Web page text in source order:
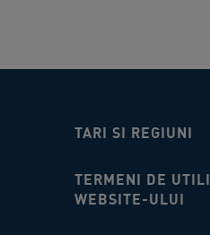
TARI SI REGIUNI​
TERMENI DE
WEBSITE-ULUI​